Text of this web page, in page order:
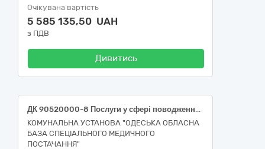
Очікувана вартість
5 585 135,50 UAH
з ПДВ
Дивитись
ДК 90520000-8 Послуги у сфері поводження з радіоактивними, токсичними, медичними та небезпечними відходами (90524000-6 Послуги у сфері поводження з медичними відходами) (Послуги з управління небезпечними відходами на комплекс операцій із збирання та оброблення небезпечних відходів та таких, що не є небезпечними, які утворюються в результаті господарської діяльності Замовника)
КОМУНАЛЬНА УСТАНОВА "ОДЕСЬКА ОБЛАСНА
БАЗА СПЕЦІАЛЬНОГО МЕДИЧНОГО
ПОСТАЧАННЯ"